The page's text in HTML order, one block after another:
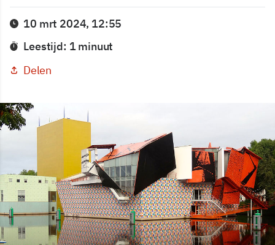
10 mrt 2024, 12:55
Leestijd: 1 minuut
Delen